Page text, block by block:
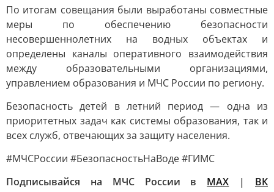
По итогам совещания были выработаны совместные
меры по обеспечению безопасности
несовершеннолетних на водных объектах и
определены каналы оперативного взаимодействия
между образовательными организациями,
управлением образования и МЧС России по региону.
Безопасность детей в летний период — одна из
приоритетных задач как системы образования, так и
всех служб, отвечающих за защиту населения.
#МЧСРоссии #БезопасностьНаВоде #ГИМС
Подписывайся на МЧС России в MAX | ВК